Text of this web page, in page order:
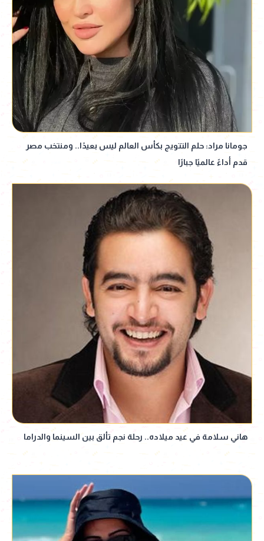
جومانا مراد: حلم التتويج بكأس العالم ليس بعيدًا.. ومنتخب مصر
قدم أداءً عالميًا جبارًا
هاني سلامة في عيد ميلاده.. رحلة نجم تألق بين السينما والدراما